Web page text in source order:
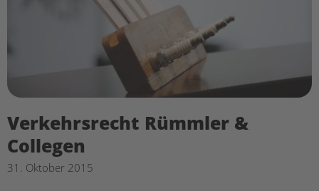
Verkehrsrecht Rümmler &
Collegen
31. Oktober 2015